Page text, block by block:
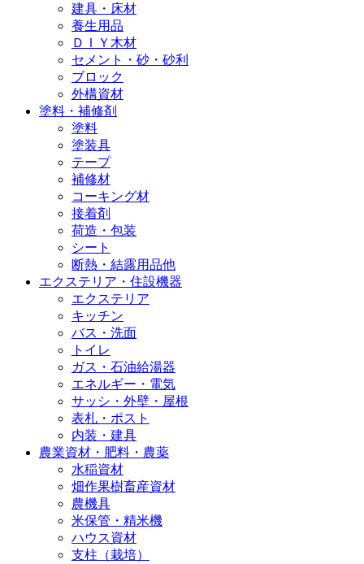
建具・床材
養生用品
ＤＩＹ木材
セメント・砂・砂利
ブロック
外構資材
塗料・補修剤
塗料
塗装具
テープ
補修材
コーキング材
接着剤
荷造・包装
シート
断熱・結露用品他
エクステリア・住設機器
エクステリア
キッチン
バス・洗面
トイレ
ガス・石油給湯器
エネルギー・電気
サッシ・外壁・屋根
表札・ポスト
内装・建具
農業資材・肥料・農薬
水稲資材
畑作果樹畜産資材
農機具
米保管・精米機
ハウス資材
支柱（栽培）